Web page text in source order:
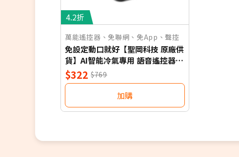
4.2折
萬能遙控器、免聯網、免App、聲控
免設定動口就好【聖岡科技 原廠供
貨】AI智能冷氣專用 語音遙控器
保固一年 適用對應廠牌 NB
$322 $769
加購